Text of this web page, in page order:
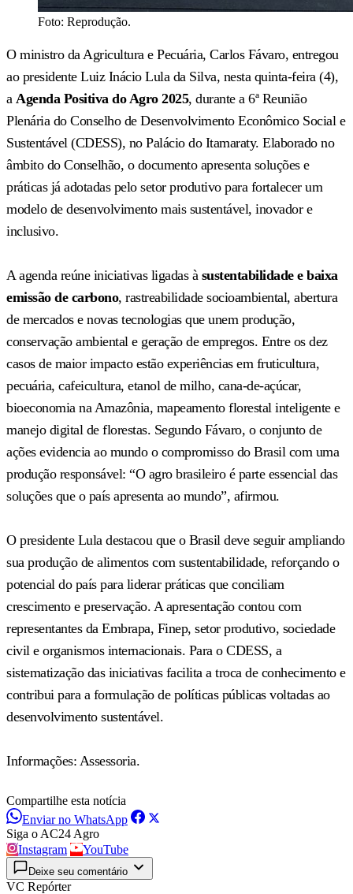
Foto: Reprodução.
O ministro da Agricultura e Pecuária, Carlos Fávaro, entregou
ao presidente Luiz Inácio Lula da Silva, nesta quinta-feira (4),
a Agenda Positiva do Agro 2025, durante a 6ª Reunião
Plenária do Conselho de Desenvolvimento Econômico Social e
Sustentável (CDESS), no Palácio do Itamaraty. Elaborado no
âmbito do Conselhão, o documento apresenta soluções e
práticas já adotadas pelo setor produtivo para fortalecer um
modelo de desenvolvimento mais sustentável, inovador e
inclusivo.
A agenda reúne iniciativas ligadas à sustentabilidade e baixa
emissão de carbono, rastreabilidade socioambiental, abertura
de mercados e novas tecnologias que unem produção,
conservação ambiental e geração de empregos. Entre os dez
casos de maior impacto estão experiências em fruticultura,
pecuária, cafeicultura, etanol de milho, cana-de-açúcar,
bioeconomia na Amazônia, mapeamento florestal inteligente e
manejo digital de florestas. Segundo Fávaro, o conjunto de
ações evidencia ao mundo o compromisso do Brasil com uma
produção responsável: “O agro brasileiro é parte essencial das
soluções que o país apresenta ao mundo”, afirmou.
O presidente Lula destacou que o Brasil deve seguir ampliando
sua produção de alimentos com sustentabilidade, reforçando o
potencial do país para liderar práticas que conciliam
crescimento e preservação. A apresentação contou com
representantes da Embrapa, Finep, setor produtivo, sociedade
civil e organismos internacionais. Para o CDESS, a
sistematização das iniciativas facilita a troca de conhecimento e
contribui para a formulação de políticas públicas voltadas ao
desenvolvimento sustentável.
Informações: Assessoria.
Compartilhe esta notícia
Enviar no WhatsApp
Siga o AC24 Agro
Instagram
YouTube
Deixe seu comentário
VC Repórter